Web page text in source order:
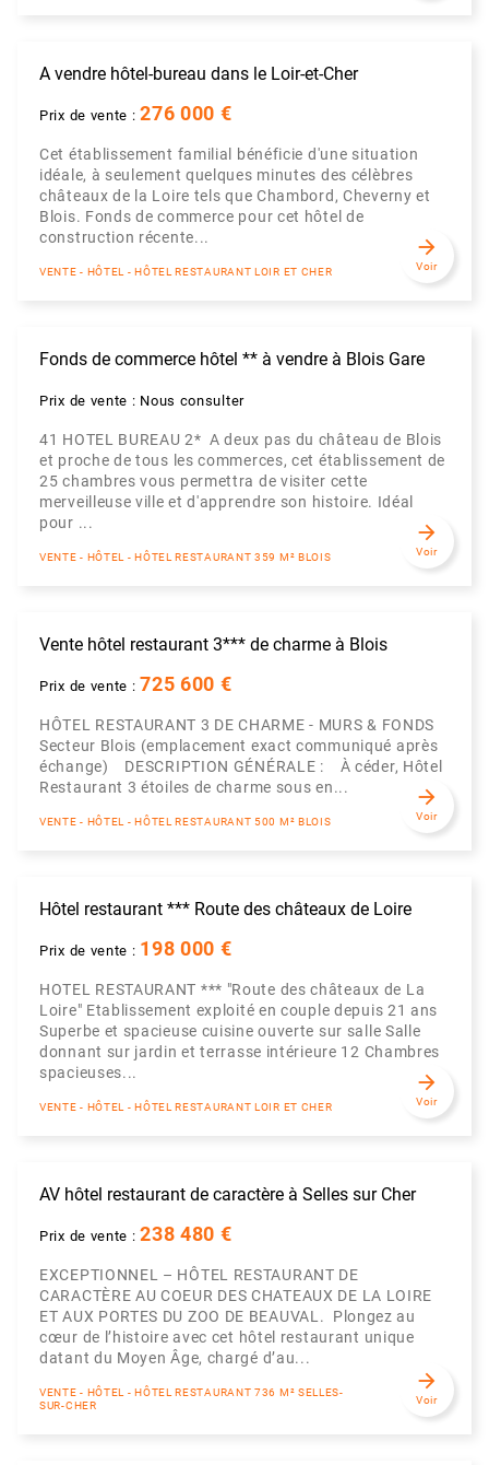
A vendre hôtel-bureau dans le Loir-et-Cher
Prix de vente :276 000 €
Cet établissement familial bénéficie d'une situation
idéale, à seulement quelques minutes des célèbres
châteaux de la Loire tels que Chambord, Cheverny et
Blois. Fonds de commerce pour cet hôtel de
construction récente...
VENTE - HÔTEL - HÔTEL RESTAURANT LOIR ET CHER
arrow_forward
Voir
Fonds de commerce hôtel ** à vendre à Blois Gare
Prix de vente : Nous consulter
41 HOTEL BUREAU 2* A deux pas du château de Blois
et proche de tous les commerces, cet établissement de
25 chambres vous permettra de visiter cette
merveilleuse ville et d'apprendre son histoire. Idéal
pour ...
VENTE - HÔTEL - HÔTEL RESTAURANT 359 M² BLOIS
arrow_forward
Voir
Vente hôtel restaurant 3*** de charme à Blois
Prix de vente : 725 600 €
HÔTEL RESTAURANT 3 DE CHARME - MURS & FONDS
Secteur Blois (emplacement exact communiqué après
échange) DESCRIPTION GÉNÉRALE : À céder, Hôtel
Restaurant 3 étoiles de charme sous en...
VENTE - HÔTEL - HÔTEL RESTAURANT 500 M² BLOIS
arrow_forward
Voir
Hôtel restaurant *** Route des châteaux de Loire
Prix de vente : 198 000 €
HOTEL RESTAURANT *** "Route des châteaux de La
Loire" Etablissement exploité en couple depuis 21 ans
Superbe et spacieuse cuisine ouverte sur salle Salle
donnant sur jardin et terrasse intérieure 12 Chambres
spacieuses...
VENTE - HÔTEL - HÔTEL RESTAURANT LOIR ET CHER
arrow_forward
Voir
AV hôtel restaurant de caractère à Selles sur Cher
Prix de vente :238 480 €
EXCEPTIONNEL – HÔTEL RESTAURANT DE
CARACTÈRE AU COEUR DES CHATEAUX DE LA LOIRE
ET AUX PORTES DU ZOO DE BEAUVAL. Plongez au
cœur de l’histoire avec cet hôtel restaurant unique
datant du Moyen Âge, chargé d’au...
VENTE - HÔTEL - HÔTEL RESTAURANT 736 M² SELLES-
SUR-CHER
arrow_forward
Voir